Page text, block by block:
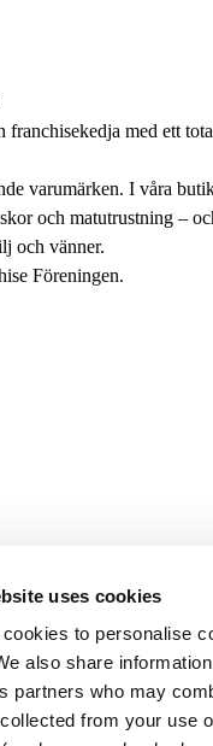
uses cookies
to personalise
also share
partners who may
collected from your use
med ett
varumärken. I våra
och matutrustning –
och vänner.
Föreningen.